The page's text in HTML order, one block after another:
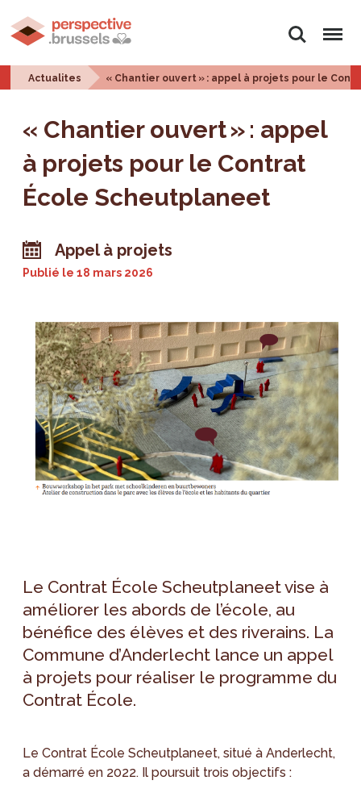
Rechercher
Menu
Actualites « Chantier ouvert » : appel à projets pour le
« Chantier ouvert » : appel
à projets pour le Contrat
École Scheutplaneet
Appel à projets
Publié le18 mars 2026
Le Contrat École Scheutplaneet vise à
améliorer les abords de l’école, au
bénéfice des élèves et des riverains. La
Commune d’Anderlecht lance un appel
à projets pour réaliser le programme du
Contrat École.
Le Contrat École Scheutplaneet, situé à Anderlecht,
a démarré en 2022. Il poursuit trois objectifs :